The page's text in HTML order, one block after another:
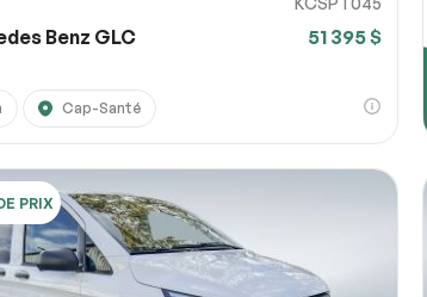
Benz GLC 51 395 $
Cap-Santé
PRIX